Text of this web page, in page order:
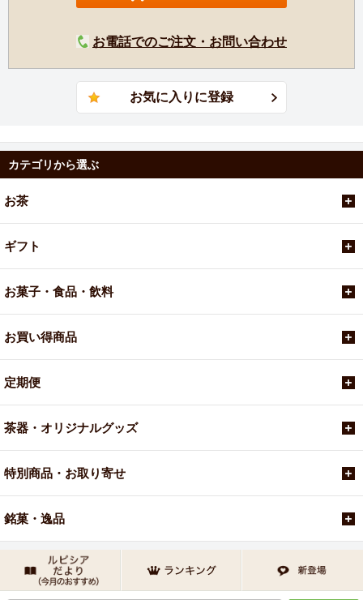
お電話でのご注文・お問い合わせ
カテゴリから選ぶ
お茶
ギフト
お菓子・食品・飲料
お買い得商品
定期便
茶器・オリジナルグッズ
特別商品・お取り寄せ
銘菓・逸品